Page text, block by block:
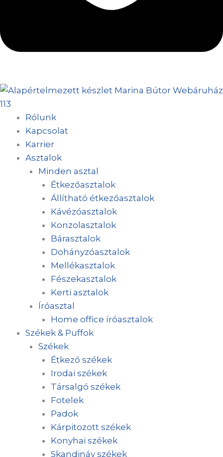
Rólunk
Kapcsolat
Karrier
Asztalok
Minden asztal
Étkezőasztalok
Állítható étkezőasztalok
Kávézóasztalok
Konzolasztalok
Bárasztalok
Dohányzóasztalok
Mellékasztalok
Fészekasztalok
Kerti asztalok
Íróasztal
Home office íróasztalok
Székek & Puffok
Székek
Étkező székek
Irodai székek
Társalgó székek
Fotelek
Padok
Kárpitozott székek
Konyhai székek
Skandináv székek